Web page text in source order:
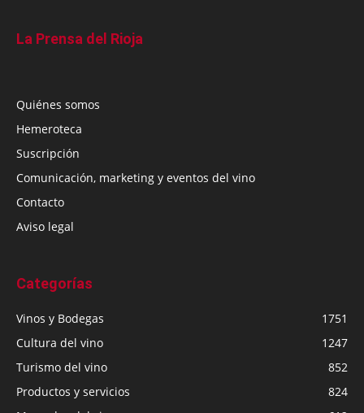
La Prensa del Rioja
Quiénes somos
Hemeroteca
Suscripción
Comunicación, marketing y eventos del vino
Contacto
Aviso legal
Categorías
Vinos y Bodegas
1751
Cultura del vino
1247
Turismo del vino
852
Productos y servicios
824